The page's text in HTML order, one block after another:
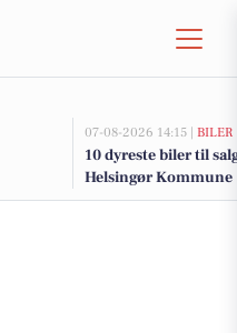
07-08-2026 14:15 | BILER
10 dyreste biler til
Helsingør Kommune